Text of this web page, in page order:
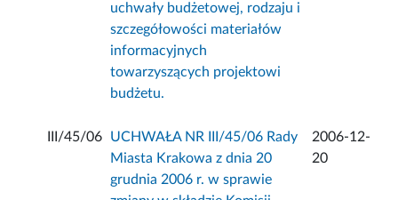
uchwały budżetowej, rodzaju i
szczegółowości materiałów
informacyjnych
towarzyszących projektowi
budżetu.
III/45/06
UCHWAŁA NR III/45/06 Rady
Miasta Krakowa z dnia 20
grudnia 2006 r. w sprawie
2006-12-
20